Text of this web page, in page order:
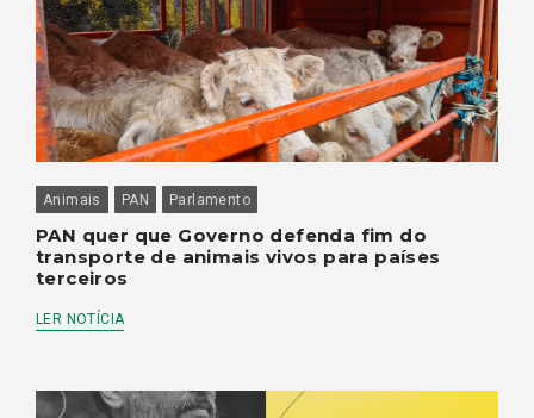
Animais PAN Parlamento
PAN quer que Governo defenda fim do
transporte de animais vivos para países
terceiros
LER NOTÍCIA